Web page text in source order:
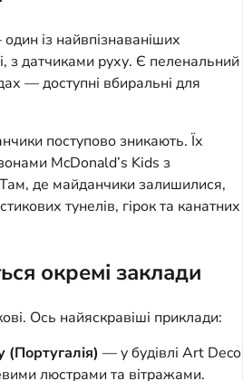
із найвпізнаваніших
з датчиками руху. Є пеленальний
— доступні вбиральні для
поступово зникають. Їх
McDonald’s Kids з
Там, де майданчики залишилися,
тунелів, гірок та канатних
окремі заклади
Ось найяскравіші приклади:
(Португалія) — у будівлі Art Deco
люстрами та вітражами.